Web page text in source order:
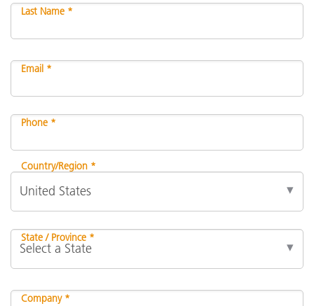
Last Name *
Email *
Phone *
Country/Region *
State / Province *
Company *